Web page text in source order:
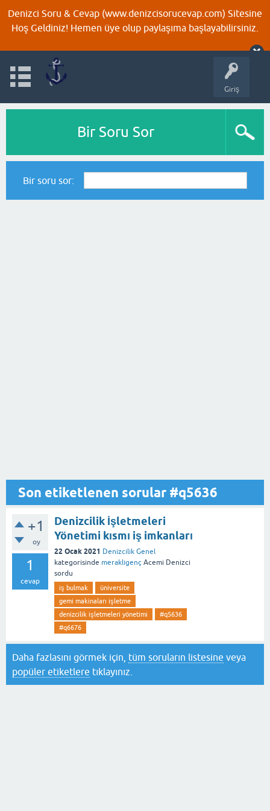
Denizci Soru & Cevap (www.denizcisorucevap.com) Sitesine
Hoş Geldiniz! Hemen üye olup paylaşıma başlayabilirsiniz.
Giriş
Bir Soru Sor
Bir soru sor:
Son etiketlenen sorular #q5636
+1
oy
1
cevap
Denizcilik İşletmeleri
Yönetimi kısmı iş imkanları
22 Ocak 2021 Denizcilik Genel
kategorisinde meraklıgenç Acemi Denizci
sordu
iş bulmak
üniversite
gemi makinaları işletme
denizcilik işletmeleri yönetimi
#q5636
#q6676
Daha fazlasını görmek için, tüm soruların listesine veya
popüler etiketlere tıklayınız.